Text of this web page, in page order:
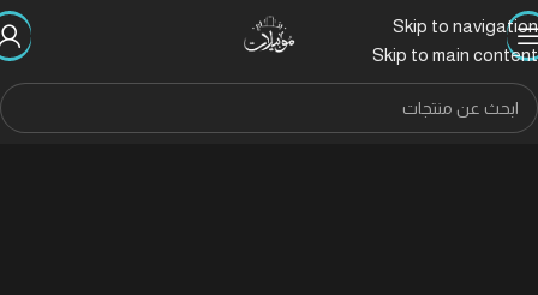
Skip to navigation
Skip to main content